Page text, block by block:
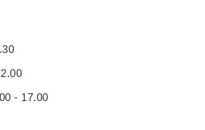
- 17.00